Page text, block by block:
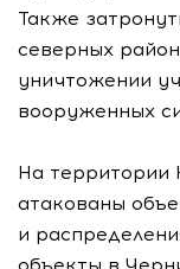
Также
северных
уничтожении
вооруженных
На территории
атакованы
и